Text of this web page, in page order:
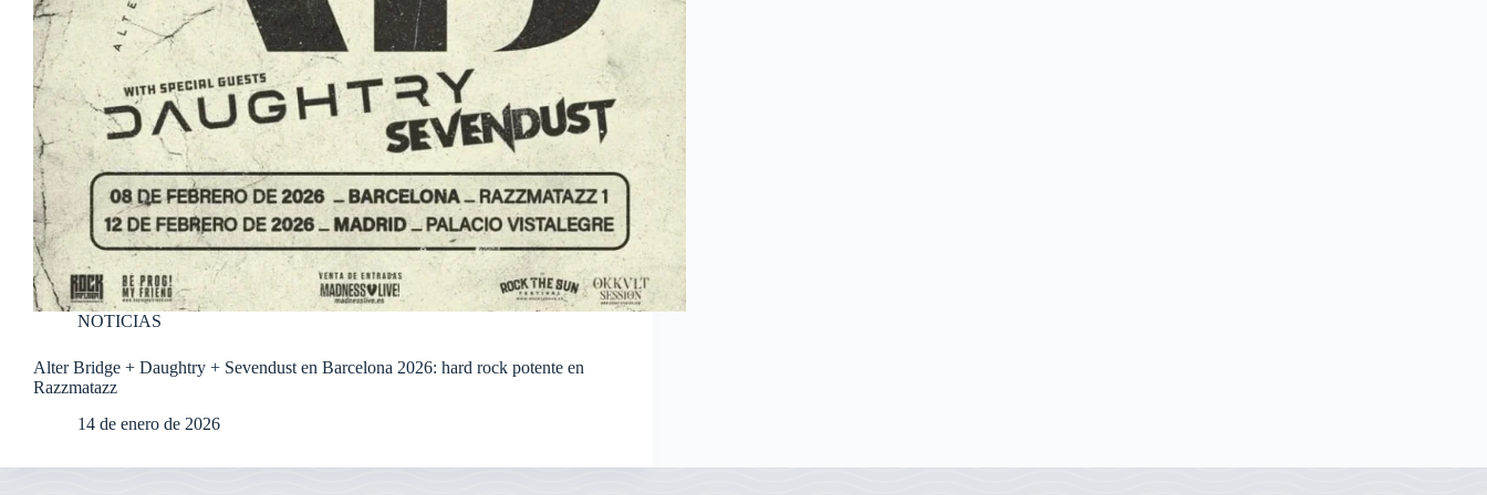
NOTICIAS
Alter Bridge + Daughtry + Sevendust en Barcelona 2026: hard rock potente en
Razzmatazz
14 de enero de 2026